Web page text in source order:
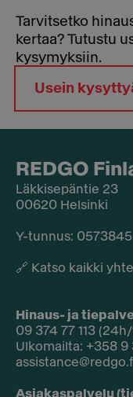
Tarvitsetko
kertaa? Tutustu
kysymyksiin.
Usein
REDGO
Läkkisepäntie 23
00620 Helsinki
Y-tunnus:
🔗 Katso kaikki
Hinaus- ja
09 374 77 113
Ulkomailta: +358 9
Asiakaspalvelu